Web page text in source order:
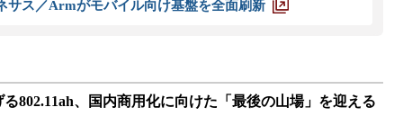
サス／Armがモバイル向け基盤を全面刷新
802.11ah、国内商用化に向けた「最後の山場」を迎える